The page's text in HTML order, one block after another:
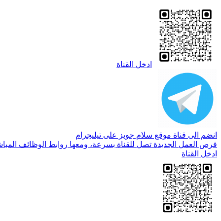
ادخل القناة
انضم الى قناة موقع سلام جوبز على تيليجرام
فرص العمل الجديدة تصل للقناة بسرعة، ومعها روابط الوظائف
ادخل القناة